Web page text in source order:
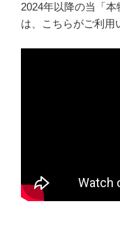
2024年以降の当「
は、こちらがご利用